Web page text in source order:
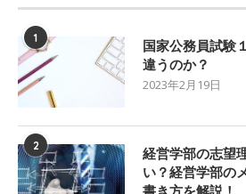
1
国家公務員試験
違うのか？
2023年2月19日
2
経営学部の志望
い？経営学部の